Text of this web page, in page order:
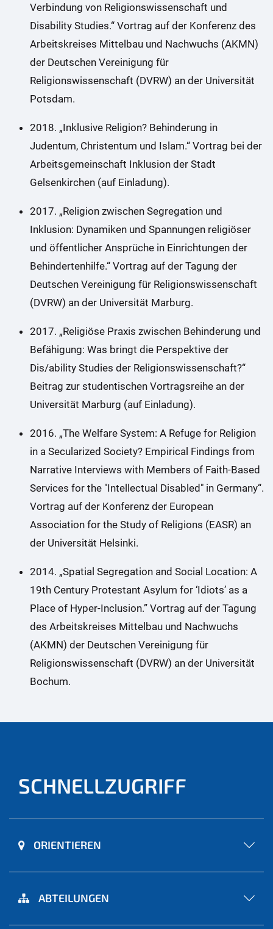
Verbindung von Religionswissenschaft und
Disability Studies.“ Vortrag auf der Konferenz des
Arbeitskreises Mittelbau und Nachwuchs (AKMN)
der Deutschen Vereinigung für
Religionswissenschaft (DVRW) an der Universität
Potsdam.
2018. „Inklusive Religion? Behinderung in
Judentum, Christentum und Islam.“ Vortrag bei der
Arbeitsgemeinschaft Inklusion der Stadt
Gelsenkirchen (auf Einladung).
2017. „Religion zwischen Segregation und
Inklusion: Dynamiken und Spannungen religiöser
und öffentlicher Ansprüche in Einrichtungen der
Behindertenhilfe.“ Vortrag auf der Tagung der
Deutschen Vereinigung für Religionswissenschaft
(DVRW) an der Universität Marburg.
2017. „Religiöse Praxis zwischen Behinderung und
Befähigung: Was bringt die Perspektive der
Dis/ability Studies der Religionswissenschaft?“
Beitrag zur studentischen Vortragsreihe an der
Universität Marburg (auf Einladung).
2016. „The Welfare System: A Refuge for Religion
in a Secularized Society? Empirical Findings from
Narrative Interviews with Members of Faith-Based
Services for the "Intellectual Disabled" in Germany“.
Vortrag auf der Konferenz der European
Association for the Study of Religions (EASR) an
der Universität Helsinki.
2014. „Spatial Segregation and Social Location: A
19th Century Protestant Asylum for ‘Idiots’ as a
Place of Hyper-Inclusion.” Vortrag auf der Tagung
des Arbeitskreises Mittelbau und Nachwuchs
(AKMN) der Deutschen Vereinigung für
Religionswissenschaft (DVRW) an der Universität
Bochum.
SCHNELLZUGRIFF
ORIENTIEREN
ABTEILUNGEN